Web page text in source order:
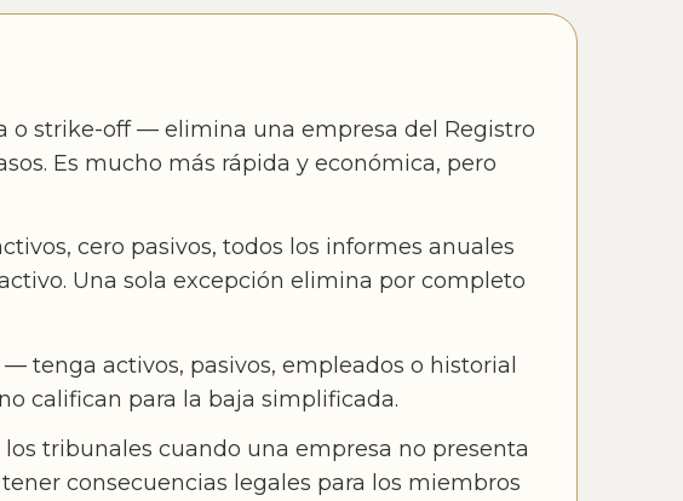
strike-off — elimina una empresa del Registro
Es mucho más rápida y económica, pero
cero pasivos, todos los informes anuales
Una sola excepción elimina por completo
tenga activos, pasivos, empleados o historial
califican para la baja simplificada.
tribunales cuando una empresa no presenta
consecuencias legales para los miembros